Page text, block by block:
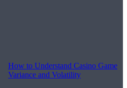
How to Understand Casino Game
Variance and Volatility